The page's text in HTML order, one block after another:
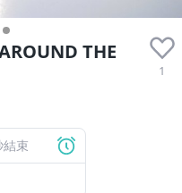
THE
1
結束